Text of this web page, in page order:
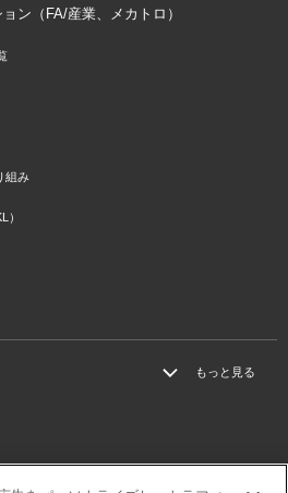
ン（FA/産業、メカトロ）
組み
）
もっと見る